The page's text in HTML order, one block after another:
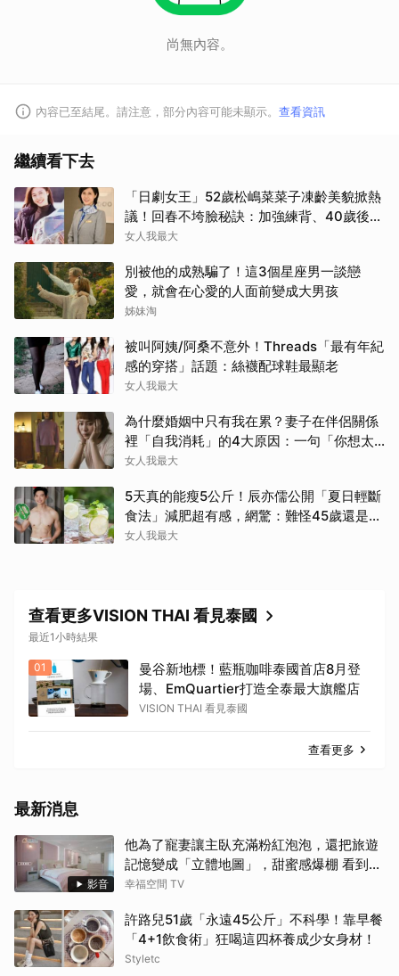
尚無內容。
內容已至結尾。請注意，部分內容可能未顯示。 查看資訊
繼續看下去
「日劇女王」52歲松嶋菜菜子凍齡美貌掀熱
議！回春不垮臉秘訣：加強練背、40歲後飲
食是關鍵！
女人我最大
別被他的成熟騙了！這3個星座男一談戀
愛，就會在心愛的人面前變成大男孩
姊妹淘
被叫阿姨/阿桑不意外！Threads「最有年紀
感的穿搭」話題：絲襪配球鞋最顯老
女人我最大
為什麼婚姻中只有我在累？妻子在伴侶關係
裡「自我消耗」的4大原因：一句「你想太
多」讓人無奈
女人我最大
5天真的能瘦5公斤！辰亦儒公開「夏日輕斷
食法」減肥超有感，網驚：難怪45歲還是男
神
女人我最大
查看更多VISION THAI 看見泰國
最近1小時結果
01
曼谷新地標！藍瓶咖啡泰國首店8月登
場、EmQuartier打造全泰最大旗艦店
VISION THAI 看見泰國
查看更多
最新消息
影音
他為了寵妻讓主臥充滿粉紅泡泡，還把旅遊
記憶變成「立體地圖」，甜蜜感爆棚 看到這
間誰不嫁？！
幸福空間 TV
許路兒51歲「永遠45公斤」不科學！靠早餐
「4+1飲食術」狂喝這四杯養成少女身材！
Styletc